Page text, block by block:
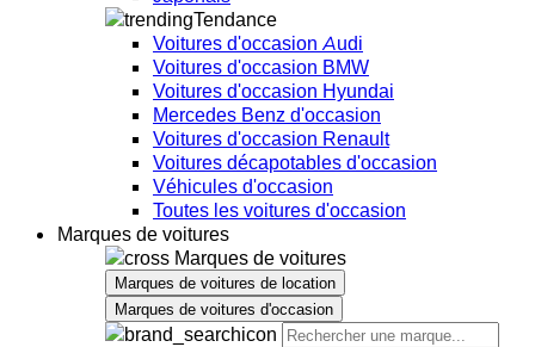
Tendance
Voitures d'occasion Audi
Voitures d'occasion BMW
Voitures d'occasion Hyundai
Mercedes Benz d'occasion
Voitures d'occasion Renault
Voitures décapotables d'occasion
Véhicules d'occasion
Toutes les voitures d'occasion
Marques de voitures
Marques de voitures
Marques de voitures de location
Marques de voitures d'occasion